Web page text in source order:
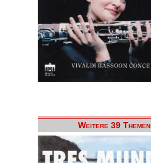
Weitere 39 Themen